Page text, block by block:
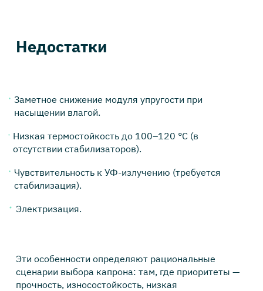
Недостатки
Заметное снижение модуля упругости при
насыщении влагой.
Низкая термостойкость до 100–120 °C (в
отсутствии стабилизаторов).
Чувствительность к УФ-излучению (требуется
стабилизация).
Электризация.
Эти особенности определяют рациональные
сценарии выбора капрона: там, где приоритеты —
прочность, износостойкость, низкая